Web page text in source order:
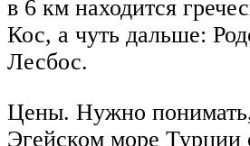
в 6 км находится
Кос, а чуть дальше:
Лесбос.
Цены. Нужно
Эгейском море Турции